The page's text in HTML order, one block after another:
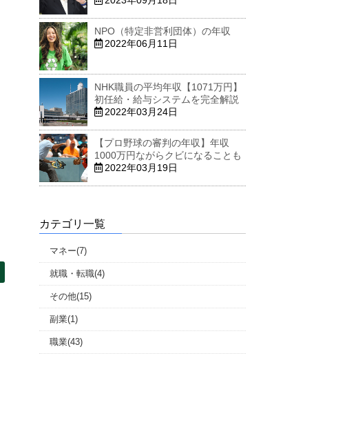
NPO（特定非営利団体）の年収
2022年06月11日
NHK職員の平均年収【1071万円】
初任給・給与システムを完全解説
2022年03月24日
【プロ野球の審判の年収】年収
1000万円ながらクビになることも
2022年03月19日
カテゴリ一覧
マネー(7)
就職・転職(4)
その他(15)
副業(1)
職業(43)